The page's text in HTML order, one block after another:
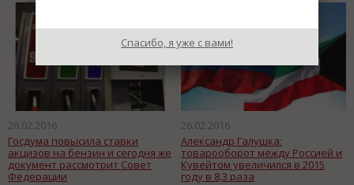
26.02.2016
Госдума повысила ставки
акцизов на бензин и сегодня же
документ рассмотрит Совет
Федерации
26.02.2016
Александр Галушка:
товарооборот между Россией и
Кувейтом увеличился в 2015
году в 8,3 раза
Спасибо, я уже с вами!